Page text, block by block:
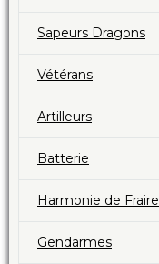
Sapeurs Dragons
Vétérans
Artilleurs
Batterie
Harmonie de Fraire
Gendarmes